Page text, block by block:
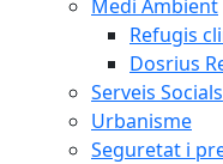
Medi Ambient
Refugis
Dosrius
Serveis Socials
Urbanisme
Seguretat i